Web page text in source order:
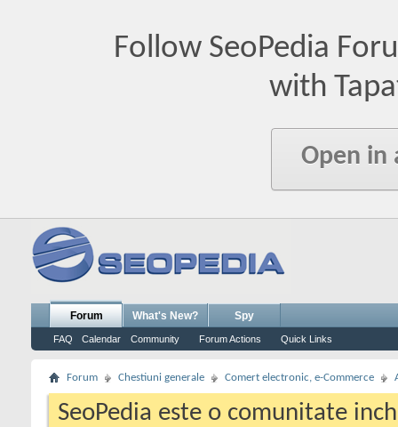
Follow SeoPedia
with
Open in
Forum
FAQ Calendar Community Forum Actions Quick Links
What's New? Spy
Forum Chestiuni generale Comert electronic, e-Commerce
SeoPedia este o comunitate